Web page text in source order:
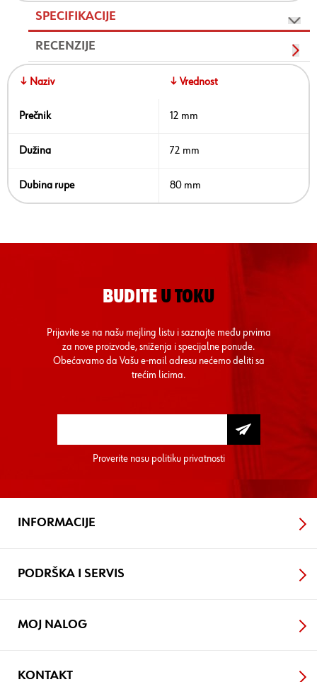
SPECIFIKACIJE
RECENZIJE
↓ Naziv ↓ Vrednost
Prečnik 12 mm
Dužina 72 mm
Dubina rupe 80 mm
BUDITE U TOKU
Prijavite se na našu mejling listu i saznajte među prvima
za nove proizvode, sniženja i specijalne ponude.
Obećavamo da Vašu e-mail adresu nećemo deliti sa
trećim licima.
Proverite nasu politiku privatnosti
INFORMACIJE
PODRŠKA I SERVIS
MOJ NALOG
KONTAKT